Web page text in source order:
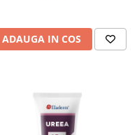
ADAUGA IN COS